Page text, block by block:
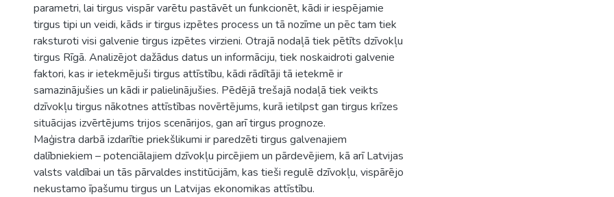
parametri, lai tirgus vispār varētu pastāvēt un funkcionēt, kādi ir iespējamie
tirgus tipi un veidi, kāds ir tirgus izpētes process un tā nozīme un pēc tam tiek
raksturoti visi galvenie tirgus izpētes virzieni. Otrajā nodaļā tiek pētīts dzīvokļu
tirgus Rīgā. Analizējot dažādus datus un informāciju, tiek noskaidroti galvenie
faktori, kas ir ietekmējuši tirgus attīstību, kādi rādītāji tā ietekmē ir
samazinājušies un kādi ir palielinājušies. Pēdējā trešajā nodaļā tiek veikts
dzīvokļu tirgus nākotnes attīstības novērtējums, kurā ietilpst gan tirgus krīzes
situācijas izvērtējums trijos scenārijos, gan arī tirgus prognoze.
Maģistra darbā izdarītie priekšlikumi ir paredzēti tirgus galvenajiem
dalībniekiem – potenciālajiem dzīvokļu pircējiem un pārdevējiem, kā arī Latvijas
valsts valdībai un tās pārvaldes institūcijām, kas tieši regulē dzīvokļu, vispārējo
nekustamo īpašumu tirgus un Latvijas ekonomikas attīstību.